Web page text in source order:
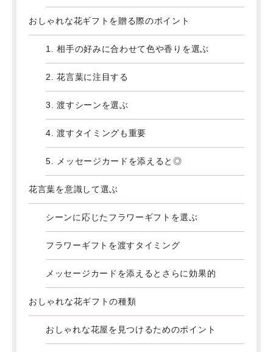
おしゃれな花ギフトを贈る際のポイント
1. 相手の好みに合わせて色や香りを選ぶ
2. 花言葉に注目する
3. 渡すシーンを選ぶ
4. 渡すタイミングも重要
5. メッセージカードを添えると◎
花言葉を意識して選ぶ
シーンに応じたフラワーギフトを選ぶ
フラワーギフトを渡すタイミング
メッセージカードを添えるとさらに効果的
おしゃれな花ギフトの種類
おしゃれな花屋を見つけるためのポイント